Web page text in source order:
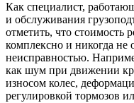
Как специалист,
и обслуживания
отметить, что стоимость
комплексно и никогда не
неисправностью.
как шум при движении
износом колес,
регулировкой тормозов